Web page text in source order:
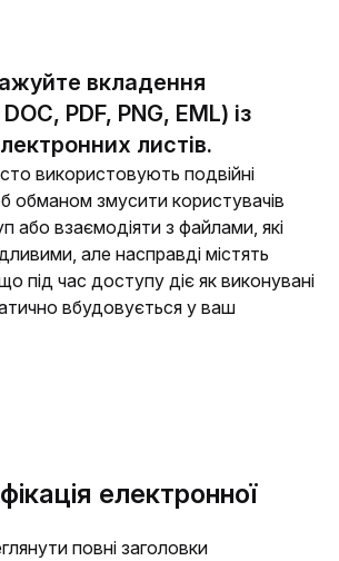
вкладення
PDF, PNG, EML) із
листів.
використовують подвійні
обманом змусити користувачів
або взаємодіяти з файлами, які
але насправді містять
під час доступу діє як виконувані
вбудовується у ваш
електронної
повні заголовки